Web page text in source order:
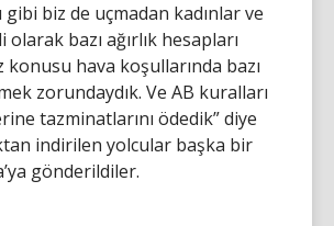
biz de uçmadan kadınlar ve
bazı ağırlık hesapları
konusu hava koşullarında bazı
zorundaydık. Ve AB kuralları
tazminatlarını ödedik” diye
indirilen yolcular başka bir
gönderildiler.